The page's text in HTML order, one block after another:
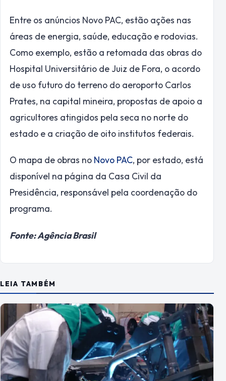
Entre os anúncios Novo PAC, estão ações nas
áreas de energia, saúde, educação e rodovias.
Como exemplo, estão a retomada das obras do
Hospital Universitário de Juiz de Fora, o acordo
de uso futuro do terreno do aeroporto Carlos
Prates, na capital mineira, propostas de apoio a
agricultores atingidos pela seca no norte do
estado e a criação de oito institutos federais.
O mapa de obras no Novo PAC, por estado, está
disponível na página da Casa Civil da
Presidência, responsável pela coordenação do
programa.
Fonte: Agência Brasil
LEIA TAMBÉM